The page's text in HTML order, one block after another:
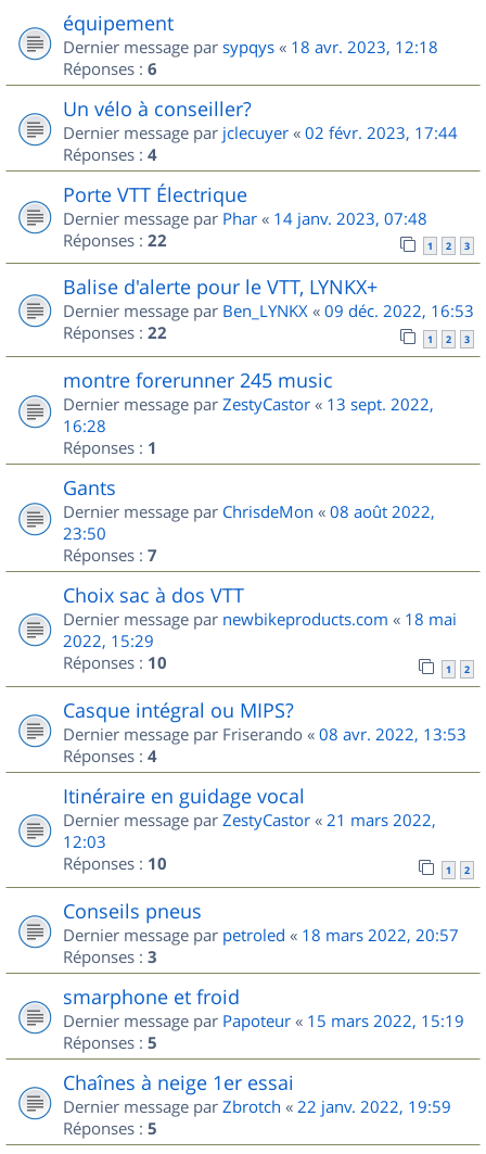
équipement
Dernier message par sypqys « 18 avr. 2023, 12:18
Réponses : 6
Un vélo à conseiller?
Dernier message par jclecuyer « 02 févr. 2023, 17:44
Réponses : 4
Porte VTT Électrique
Dernier message par Phar « 14 janv. 2023, 07:48
Réponses : 22 1 2 3
Balise d'alerte pour le VTT, LYNKX+
Dernier message par Ben_LYNKX « 09 déc. 2022, 16:53
Réponses : 22 1 2 3
montre forerunner 245 music
Dernier message par ZestyCastor « 13 sept. 2022,
16:28
Réponses : 1
Gants
Dernier message par ChrisdeMon « 08 août 2022,
23:50
Réponses : 7
Choix sac à dos VTT
Dernier message par newbikeproducts.com « 18 mai
2022, 15:29
Réponses : 10 1 2
Casque intégral ou MIPS?
Dernier message par Friserando « 08 avr. 2022, 13:53
Réponses : 4
Itinéraire en guidage vocal
Dernier message par ZestyCastor « 21 mars 2022,
12:03
Réponses : 10 1 2
Conseils pneus
Dernier message par petroled « 18 mars 2022, 20:57
Réponses : 3
smarphone et froid
Dernier message par Papoteur « 15 mars 2022, 15:19
Réponses : 5
Chaînes à neige 1er essai
Dernier message par Zbrotch « 22 janv. 2022, 19:59
Réponses : 5